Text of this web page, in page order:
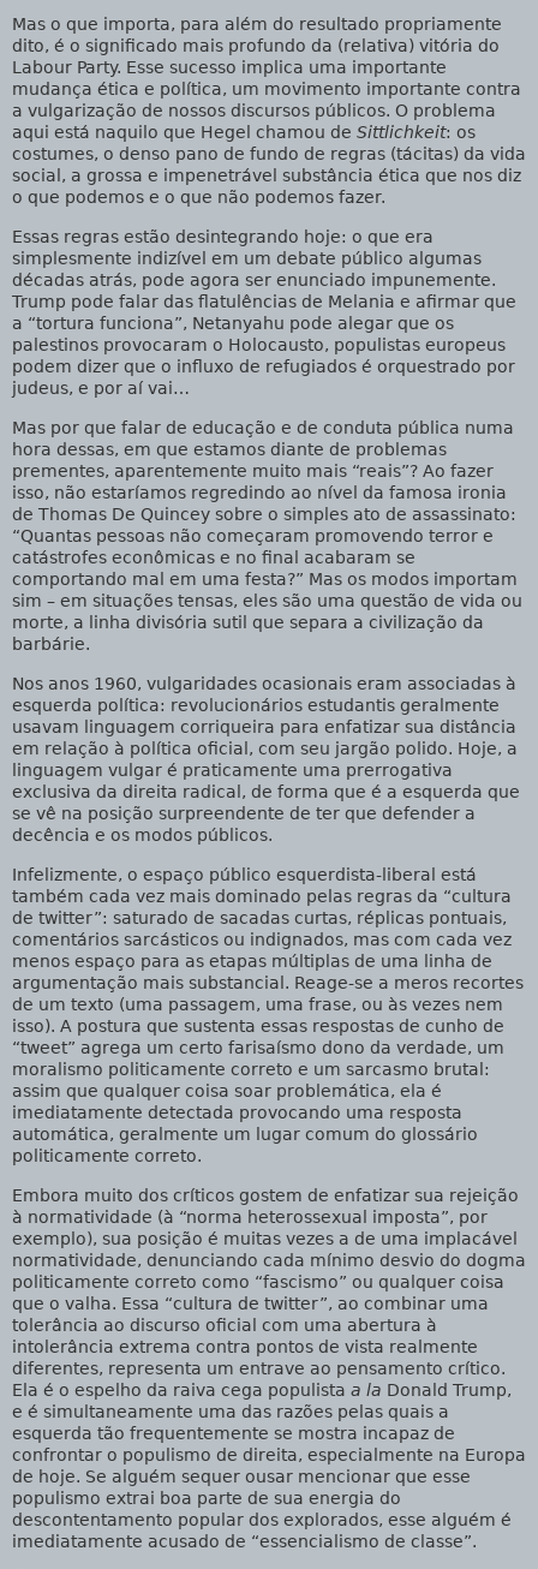
Mas o que importa, para além do resultado propriamente
dito, é o significado mais profundo da (relativa) vitória do
Labour Party. Esse sucesso implica uma importante
mudança ética e política, um movimento importante contra
a vulgarização de nossos discursos públicos. O problema
aqui está naquilo que Hegel chamou de Sittlichkeit: os
costumes, o denso pano de fundo de regras (tácitas) da vida
social, a grossa e impenetrável substância ética que nos diz
o que podemos e o que não podemos fazer.
Essas regras estão desintegrando hoje: o que era
simplesmente indizível em um debate público algumas
décadas atrás, pode agora ser enunciado impunemente.
Trump pode falar das flatulências de Melania e afirmar que
a “tortura funciona”, Netanyahu pode alegar que os
palestinos provocaram o Holocausto, populistas europeus
podem dizer que o influxo de refugiados é orquestrado por
judeus, e por aí vai…
Mas por que falar de educação e de conduta pública numa
hora dessas, em que estamos diante de problemas
prementes, aparentemente muito mais “reais”? Ao fazer
isso, não estaríamos regredindo ao nível da famosa ironia
de Thomas De Quincey sobre o simples ato de assassinato:
“Quantas pessoas não começaram promovendo terror e
catástrofes econômicas e no final acabaram se
comportando mal em uma festa?” Mas os modos importam
sim – em situações tensas, eles são uma questão de vida ou
morte, a linha divisória sutil que separa a civilização da
barbárie.
Nos anos 1960, vulgaridades ocasionais eram associadas à
esquerda política: revolucionários estudantis geralmente
usavam linguagem corriqueira para enfatizar sua distância
em relação à política oficial, com seu jargão polido. Hoje, a
linguagem vulgar é praticamente uma prerrogativa
exclusiva da direita radical, de forma que é a esquerda que
se vê na posição surpreendente de ter que defender a
decência e os modos públicos.
Infelizmente, o espaço público esquerdista-liberal está
também cada vez mais dominado pelas regras da “cultura
de twitter”: saturado de sacadas curtas, réplicas pontuais,
comentários sarcásticos ou indignados, mas com cada vez
menos espaço para as etapas múltiplas de uma linha de
argumentação mais substancial. Reage-se a meros recortes
de um texto (uma passagem, uma frase, ou às vezes nem
isso). A postura que sustenta essas respostas de cunho de
“tweet” agrega um certo farisaísmo dono da verdade, um
moralismo politicamente correto e um sarcasmo brutal:
assim que qualquer coisa soar problemática, ela é
imediatamente detectada provocando uma resposta
automática, geralmente um lugar comum do glossário
politicamente correto.
Embora muito dos críticos gostem de enfatizar sua rejeição
à normatividade (à “norma heterossexual imposta”, por
exemplo), sua posição é muitas vezes a de uma implacável
normatividade, denunciando cada mínimo desvio do dogma
politicamente correto como “fascismo” ou qualquer coisa
que o valha. Essa “cultura de twitter”, ao combinar uma
tolerância ao discurso oficial com uma abertura à
intolerância extrema contra pontos de vista realmente
diferentes, representa um entrave ao pensamento crítico.
Ela é o espelho da raiva cega populista a la Donald Trump,
e é simultaneamente uma das razões pelas quais a
esquerda tão frequentemente se mostra incapaz de
confrontar o populismo de direita, especialmente na Europa
de hoje. Se alguém sequer ousar mencionar que esse
populismo extrai boa parte de sua energia do
descontentamento popular dos explorados, esse alguém é
imediatamente acusado de “essencialismo de classe”.